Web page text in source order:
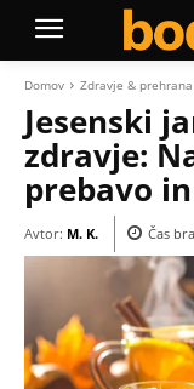
Domov Zdravje & prehrana
Jesenski
zdravje:
prebavo
Avtor: M. K. Čas